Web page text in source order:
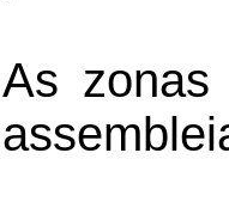
As zonas